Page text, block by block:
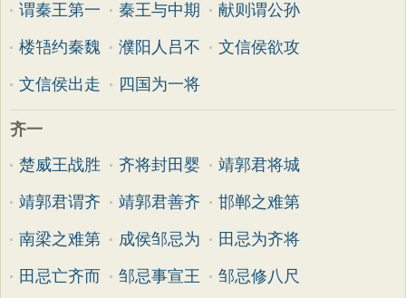
谓秦王第一
秦王与中期 献则谓公孙
楼啎约秦魏 濮阳人吕不 文信侯欲攻
文信侯出走 四国为一将
齐一
楚威王战胜
齐将封田婴 靖郭君将城
靖郭君谓齐 靖郭君善齐 邯郸之难第
南梁之难第 成侯邹忌为 田忌为齐将
田忌亡齐而 邹忌事宣王 邹忌修八尺